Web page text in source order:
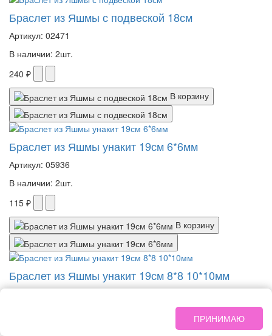
Браслет из Яшмы с подвеской 18см
Артикул: 02471
В наличии: 2шт.
240 ₽
В корзину
Браслет из Яшмы унакит 19см 6*6мм
Артикул: 05936
В наличии: 2шт.
115 ₽
В корзину
Браслет из Яшмы унакит 19см 8*8 10*10мм
ПРИНИМАЮ